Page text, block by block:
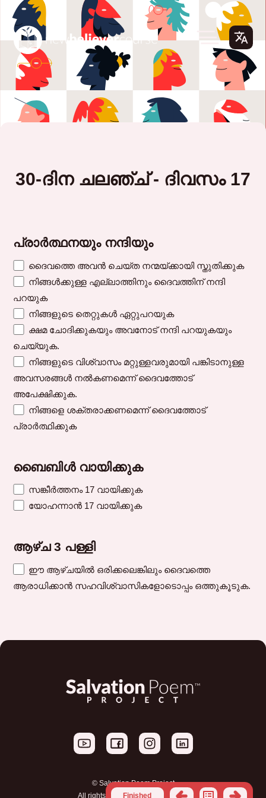
30-ദിന ചലഞ്ച് - ദിവസം 17
പ്രാർത്ഥനയും നന്ദിയും
ദൈവത്തെ അവൻ ചെയ്ത നന്മയ്ക്കായി സ്തുതിക്കുക
നിങ്ങൾക്കുള്ള എല്ലാത്തിനും ദൈവത്തിന് നന്ദി
പറയുക
നിങ്ങളുടെ തെറ്റുകൾ ഏറ്റുപറയുക
ക്ഷമ ചോദിക്കുകയും അവനോട് നന്ദി പറയുകയും
ചെയ്യുക.
നിങ്ങളുടെ വിശ്വാസം മറ്റുള്ളവരുമായി പങ്കിടാനുള്ള
അവസരങ്ങൾ നൽകണമെന്ന് ദൈവത്തോട്
അപേക്ഷിക്കുക.
നിങ്ങളെ ശക്തരാക്കണമെന്ന് ദൈവത്തോട്
പ്രാർത്ഥിക്കുക
ബൈബിൾ വായിക്കുക
സങ്കീർത്തനം 17 വായിക്കുക
യോഹന്നാൻ 17 വായിക്കുക
ആഴ്ച 3 പള്ളി
ഈ ആഴ്ചയിൽ ഒരിക്കലെങ്കിലും ദൈവത്തെ
ആരാധിക്കാൻ സഹവിശ്വാസികളോടൊപ്പം ഒത്തുകൂടുക.
Finished
© Salvation Poem Project
All rights reserved. |Privacy Policy